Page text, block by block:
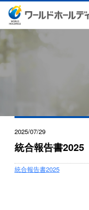
2025/07/29
統合報告書2025
統合報告書2025